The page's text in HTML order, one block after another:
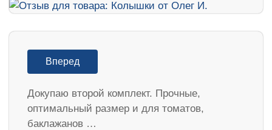
Вперед
Докупаю второй комплект. Прочные,
оптимальный размер и для томатов,
баклажанов …